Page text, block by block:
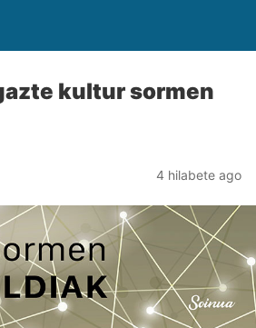
kultur sormen
4 hilabete ago